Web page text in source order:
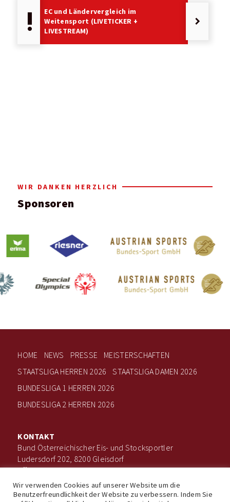
priority_high
EC und Ländervergleich im
Weitensport (LIVETICKER +
LIVESTREAM)
keyboard_arrow_right
WIR DANKEN HERZLICH
Sponsoren
HOME NEWS PRESSE
MEISTERSCHAFTEN
STAATSLIGA HERREN 2026
STAATSLIGA DAMEN 2026
BUNDESLIGA 1 HERREN 2026
BUNDESLIGA 2 HERREN 2026
KONTAKT
Bund Österreichischer Eis- und Stocksportler
Ludersdorf 202, 8200 Gleisdorf
office@boee.at
+43 660 506 7203
Wir verwenden Cookies auf unserer Website um die
Benutzerfreundlichkeit der Website zu verbessern. Indem Sie